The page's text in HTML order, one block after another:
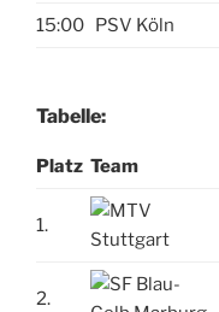
15:00 PSV Köln
Tabelle:
Platz Team
1.
2.